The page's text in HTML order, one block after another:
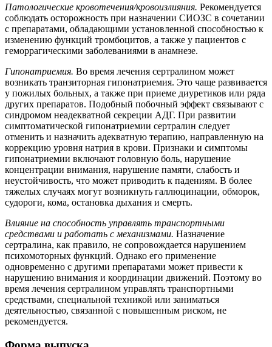
Патологические кровотечения/кровоизлияния. Рекомендуется
соблюдать осторожность при назначении СИОЗС в сочетании
с препаратами, обладающими установленной способностью к
изменению функций тромбоцитов, а также у пациентов с
геморрагическими заболеваниями в анамнезе.
Гипонатриемия. Во время лечения сертралином может
возникать транзиторная гипонатриемия. Это чаще развивается
у пожилых больных, а также при приеме диуретиков или ряда
других препаратов. Подобный побочный эффект связывают с
синдромом неадекватной секреции АДГ. При развитии
симптоматической гипонатриемии сертралин следует
отменить и назначить адекватную терапию, направленную на
коррекцию уровня натрия в крови. Признаки и симптомы
гипонатриемии включают головную боль, нарушение
концентрации внимания, нарушение памяти, слабость и
неустойчивость, что может приводить к падениям. В более
тяжелых случаях могут возникнуть галлюцинации, обморок,
судороги, кома, остановка дыхания и смерть.
Влияние на способность управлять транспортными
средствами и работать с механизмами. Назначение
сертралина, как правило, не сопровождается нарушением
психомоторных функций. Однако его применение
одновременно с другими препаратами может привести к
нарушению внимания и координации движений. Поэтому во
время лечения сертралином управлять транспортными
средствами, специальной техникой или заниматься
деятельностью, связанной с повышенным риском, не
рекомендуется.